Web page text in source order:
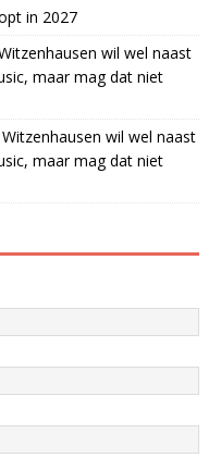
in 2027
wil wel naast
maar mag dat niet
wil wel naast
maar mag dat niet